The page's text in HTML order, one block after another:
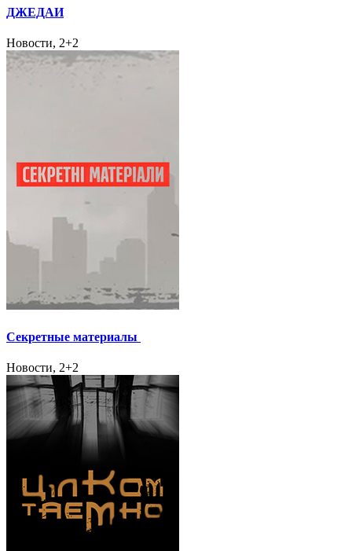
ДЖЕДАИ
Новости, 2+2
Секретные материалы
Новости, 2+2